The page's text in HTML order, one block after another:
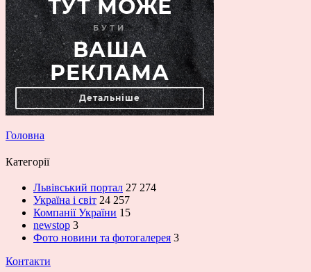
Головна
Категорії
Львівський портал 27 274
Україна і світ 24 257
Компанії України 15
newstop 3
Фото новини та фотогалерея 3
Контакти